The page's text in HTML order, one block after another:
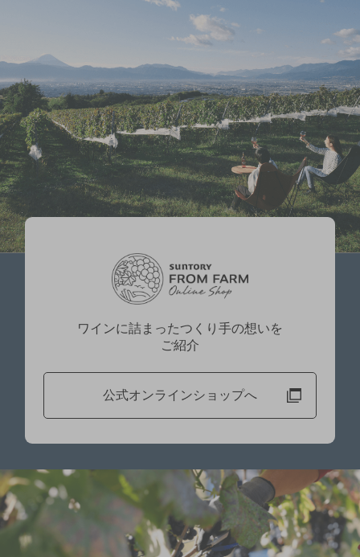
ワインに詰まったつくり手の想いを
ご紹介
公式オンラインショップへ